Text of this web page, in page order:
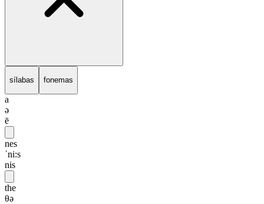
sílabas fonemas
a
ə
ē
nes
ˈni:s
nis
the
θə